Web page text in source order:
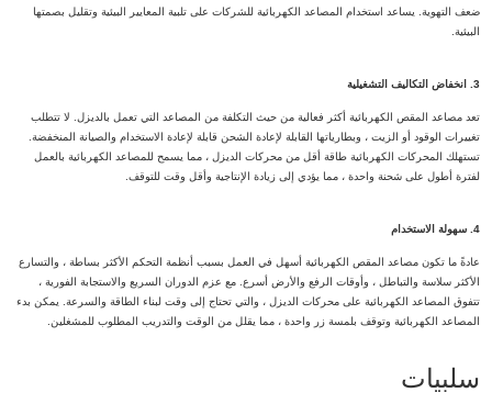
ضعف التهوية. يساعد استخدام المصاعد الكهربائية للشركات على تلبية المعايير البيئية وتقليل بصمتها
البيئية.
3. انخفاض التكاليف التشغيلية
تعد مصاعد المقص الكهربائية أكثر فعالية من حيث التكلفة من المصاعد التي تعمل بالديزل. لا تتطلب
تغييرات الوقود أو الزيت ، وبطارياتها القابلة لإعادة الشحن قابلة لإعادة الاستخدام والصيانة المنخفضة.
تستهلك المحركات الكهربائية طاقة أقل من محركات الديزل ، مما يسمح للمصاعد الكهربائية بالعمل
لفترة أطول على شحنة واحدة ، مما يؤدي إلى زيادة الإنتاجية وأقل وقت للتوقف.
4. سهولة الاستخدام
عادةً ما تكون مصاعد المقص الكهربائية أسهل في العمل بسبب أنظمة التحكم الأكثر بساطة ، والتسارع
الأكثر سلاسة والتباطل ، وأوقات الرفع والأرض أسرع. مع عزم الدوران السريع والاستجابة الفورية ،
تتفوق المصاعد الكهربائية على محركات الديزل ، والتي تحتاج إلى وقت لبناء الطاقة والسرعة. يمكن بدء
المصاعد الكهربائية وتوقف بلمسة زر واحدة ، مما يقلل من الوقت والتدريب المطلوب للمشغلين.
سلبيات